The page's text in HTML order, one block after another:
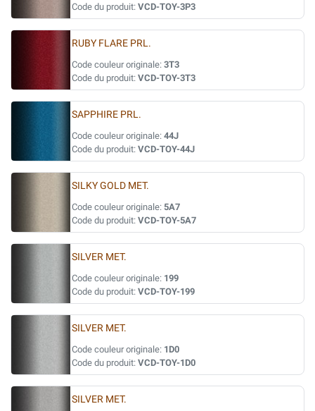
Code du produit: VCD-TOY-3P3
RUBY FLARE PRL.
Code couleur originale: 3T3
Code du produit: VCD-TOY-3T3
SAPPHIRE PRL.
Code couleur originale: 44J
Code du produit: VCD-TOY-44J
SILKY GOLD MET.
Code couleur originale: 5A7
Code du produit: VCD-TOY-5A7
SILVER MET.
Code couleur originale: 199
Code du produit: VCD-TOY-199
SILVER MET.
Code couleur originale: 1D0
Code du produit: VCD-TOY-1D0
SILVER MET.